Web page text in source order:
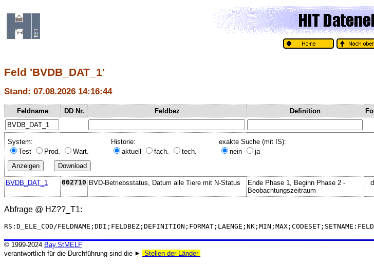
Feld 'BVDB_DAT_1'
Stand: 07.08.2026 14:16:44
Feldname DD Nr. Feldbez Definition
System:
Test
Prod. Wart.
Historie:
aktuell
fach. tech.
exakte Suche (mit IS):
nein
ja
BVDB_DAT_1 002710 BVD-Betriebsstatus, Datum alle Tiere mit N-Status
Ende Phase 1, Beginn Phase 2 -
Beobachtungszeitraum
Abfrage @ HZ??_T1:
RS:D_ELE_COD/
© 1999-2024 Bay.StMELF
verantwortlich für die Durchführung sind die ⯈
Stellen der Länder